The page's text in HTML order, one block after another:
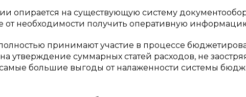
опирается на существующую систему
от необходимости получить оперативную
принимают участие в процессе
утверждение суммарных статей расходов, не
большие выгоды от налаженности системы